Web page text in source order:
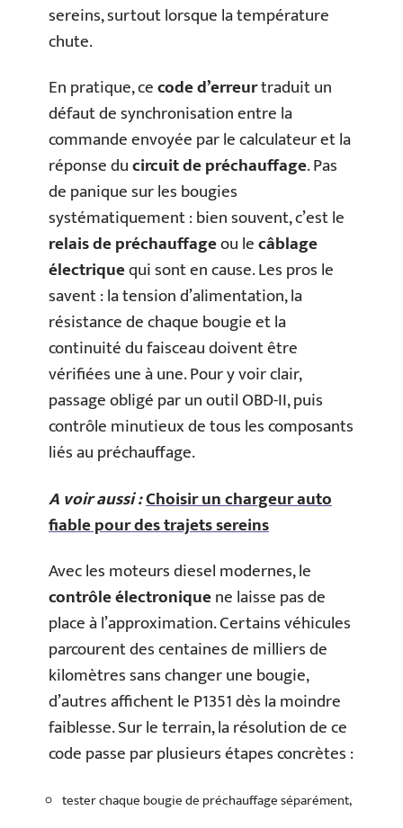
sereins, surtout lorsque la température
chute.
En pratique, cecode d’erreurtraduit un
défaut de synchronisation entre la
commande envoyée par le calculateur et la
réponse ducircuit de préchauffage. Pas
de panique sur les bougies
systématiquement : bien souvent, c’est le
relais de préchauffageou lecâblage
électriquequi sont en cause. Les pros le
savent : la tension d’alimentation, la
résistance de chaque bougie et la
continuité du faisceau doivent être
vérifiées une à une. Pour y voir clair,
passage obligé par un outil OBD-II, puis
contrôle minutieux de tous les composants
liés au préchauffage.
A voir aussi :Choisir un chargeur auto
fiable pour des trajets sereins
Avec les moteurs diesel modernes, le
contrôle électroniquene laisse pas de
place à l’approximation. Certains véhicules
parcourent des centaines de milliers de
kilomètres sans changer une bougie,
d’autres affichent le P1351 dès la moindre
faiblesse. Sur le terrain, la résolution de ce
code passe par plusieurs étapes concrètes :
tester chaque bougie de préchauffage séparément,